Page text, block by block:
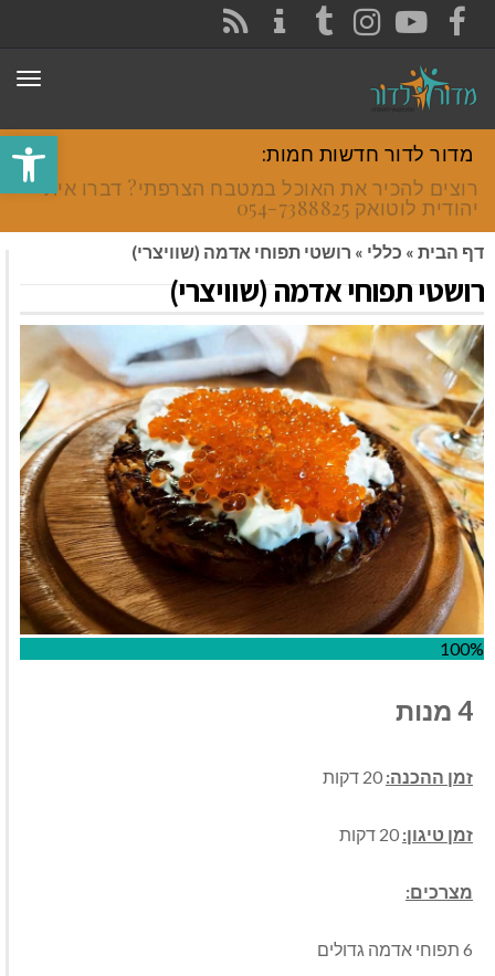
פתח
FACEBOOK
YOUTUBE
INSTAGRAM
TUMBLR
מדור לדור חדשות חמות:
רוצים להכיר את האוכל במטבח הצרפתי? דברו איתי
יהודית לוטואק 054-7388825.
דף הבית » כללי » רושטי תפוחי אדמה (שוויצרי)
רושטי תפוחי אדמה (שוויצרי)
100%
4 מנות
זמן ההכנה:
זמן טיגון:
מצרכים:
6 תפוחי אדמה גדולים